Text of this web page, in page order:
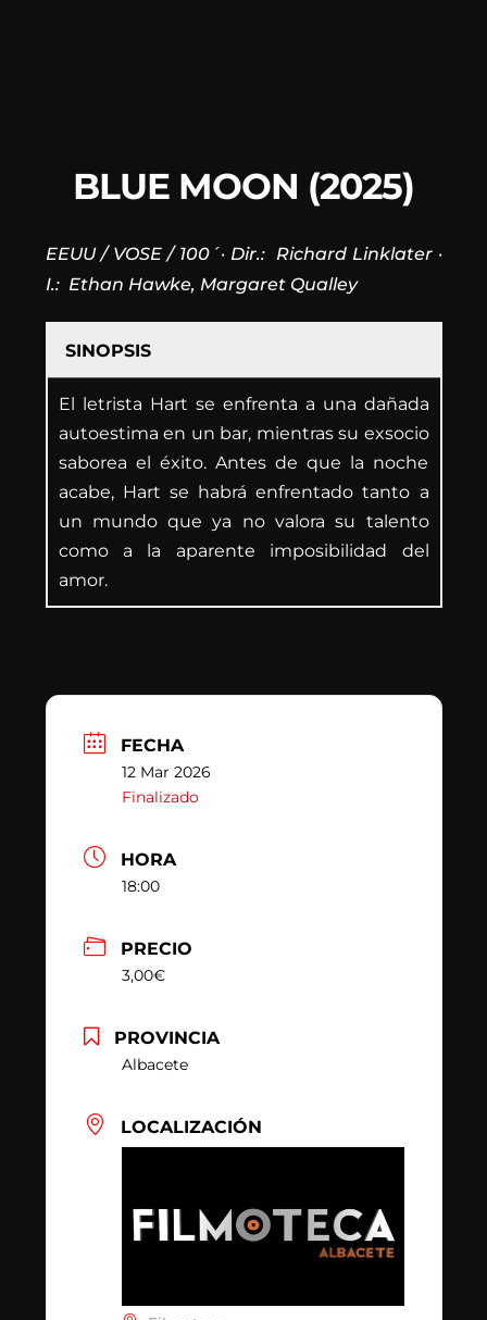
BLUE MOON (2025)
EEUU / VOSE / 100´· Dir.: Richard Linklater ·
I.: Ethan Hawke, Margaret Qualley
SINOPSIS
El letrista Hart se enfrenta a una dañada
autoestima en un bar, mientras su exsocio
saborea el éxito. Antes de que la noche
acabe, Hart se habrá enfrentado tanto a
un mundo que ya no valora su talento
como a la aparente imposibilidad del
amor.
FECHA
12 Mar 2026
Finalizado
HORA
18:00
PRECIO
3,00€
PROVINCIA
Albacete
LOCALIZACIÓN